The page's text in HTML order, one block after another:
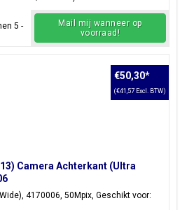
5 -
Mail mij wanneer op
voorraad!
Camera Achterkant (Ultra
4170006, 50Mpix, Geschikt voor:
€50,30*
(€41,57 Excl. BTW)